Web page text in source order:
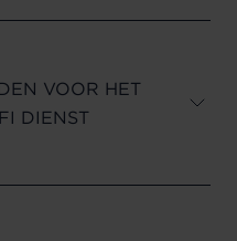
VOOR HET
DIENST